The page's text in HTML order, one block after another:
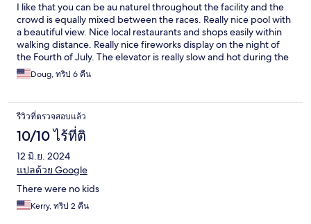
I like that you can be au naturel throughout the facility and the
crowd is equally mixed between the races. Really nice pool with
a beautiful view. Nice local restaurants and shops easily within
walking distance. Really nice fireworks display on the night of
the Fourth of July. The elevator is really slow and hot during the
daytime. Some of the facilities are a little dated. Breakfast is
better than the last two times I stayed there but could be a little
Doug, ทริป 6 คืน
รีวิวที่ตรวจสอบแล้ว
10/10 ไร้ที่ติ
12 มิ.ย. 2024
แปลด้วย Google
There were no kids
Kerry, ทริป 2 คืน